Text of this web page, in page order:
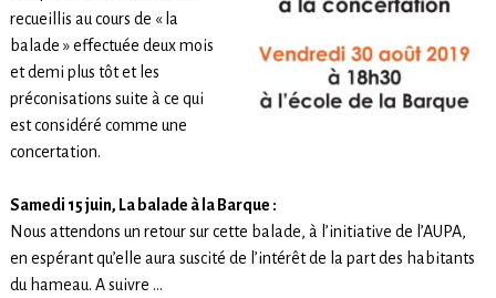
recueillis au cours de « la
balade » effectuée deux mois
et demi plus tôt et les
préconisations suite à ce qui
est considéré comme une
concertation.
Samedi 15 juin, La balade à la Barque :
Nous attendons un retour sur cette balade, à l’initiative de l’AUPA,
en espérant qu’elle aura suscité de l’intérêt de la part des habitants
du hameau. A suivre …